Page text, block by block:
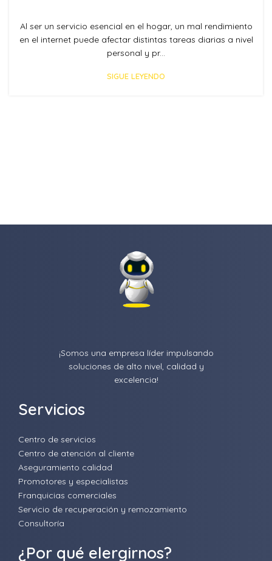
Al ser un servicio esencial en el hogar, un mal rendimiento
en el internet puede afectar distintas tareas diarias a nivel
personal y pr...
SIGUE LEYENDO
¡Somos una empresa líder impulsando
soluciones de alto nivel, calidad y
excelencia!
Servicios
Centro de servicios
Centro de atención al cliente
Aseguramiento calidad
Promotores y especialistas
Franquicias comerciales
Servicio de recuperación y remozamiento
Consultoría
¿Por qué elergirnos?